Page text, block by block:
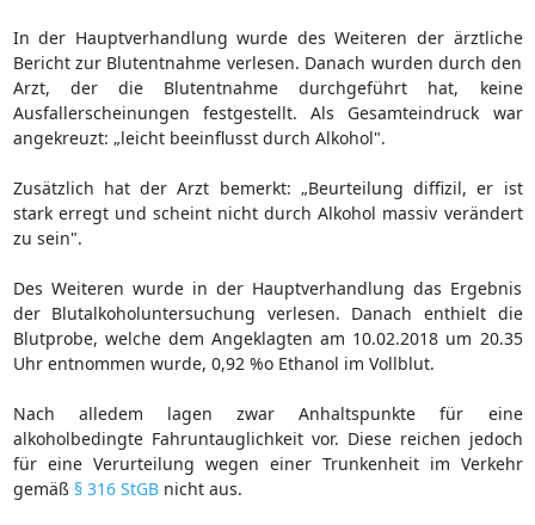
In der Hauptverhandlung wurde des Weiteren der ärztliche
Bericht zur Blutentnahme verlesen. Danach wurden durch den
Arzt, der die Blutentnahme durchgeführt hat, keine
Ausfallerscheinungen festgestellt. Als Gesamteindruck war
angekreuzt: „leicht beeinflusst durch Alkohol".
Zusätzlich hat der Arzt bemerkt: „Beurteilung diffizil, er ist
stark erregt und scheint nicht durch Alkohol massiv verändert
zu sein".
Des Weiteren wurde in der Hauptverhandlung das Ergebnis
der Blutalkoholuntersuchung verlesen. Danach enthielt die
Blutprobe, welche dem Angeklagten am 10.02.2018 um 20.35
Uhr entnommen wurde, 0,92 %o Ethanol im Vollblut.
Nach alledem lagen zwar Anhaltspunkte für eine
alkoholbedingte Fahruntauglichkeit vor. Diese reichen jedoch
für eine Verurteilung wegen einer Trunkenheit im Verkehr
gemäß § 316 StGBnicht aus.